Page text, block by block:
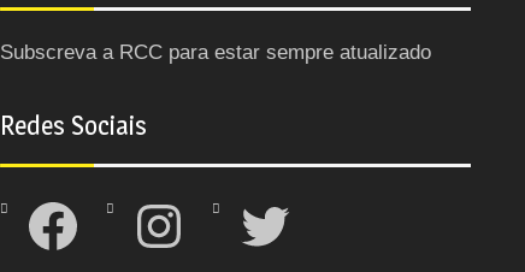
Subscreva a RCC para estar sempre atualizado
Redes Sociais
Facebook Instagram Twitter